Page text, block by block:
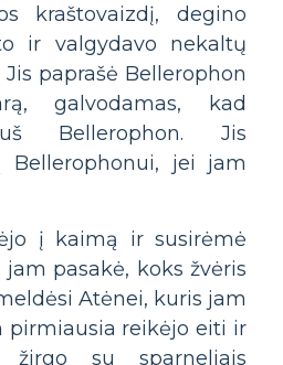
kraštovaizdį, degino
ir valgydavo nekaltų
paprašė Bellerophon
galvodamas, kad
Bellerophon. Jis
Bellerophonui, jei jam
į kaimą ir susirėmė
pasakė, koks žvėris
Atėnei, kuris jam
pirmiausia reikėjo eiti ir
žirgo su sparneliais